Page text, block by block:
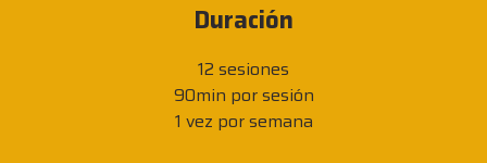
Duración
12 sesiones
90min por sesión
1 vez por semana